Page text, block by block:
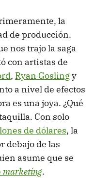
la
de producción.
nos trajo la saga
con artistas de
, Ryan Goslingy
a nivel de efectos
es una joya. ¿Qué
Con solo
de dólares, la
debajo de las
asume que se
marketing.